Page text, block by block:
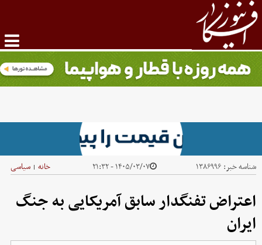
شناسه خبر: ۱۳۸۶۹۹۶ ۱۴۰۵/۰۳/۰۷ - ۲۱:۳۲ خانه | سیاسی
اعتراض تفنگدار سابق آمریکایی به جنگ
ایران